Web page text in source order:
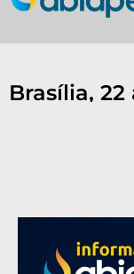
Brasília,